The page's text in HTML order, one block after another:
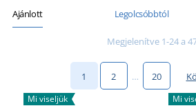
Ajánlott Legolcsóbbtól
Megjelenítve 1-24 a
1 2 … 20
Mi viseljük Mi